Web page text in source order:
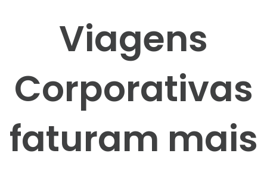
Viagens
Corporativas
faturam mais